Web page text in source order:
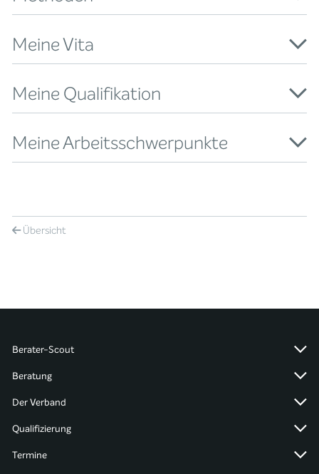
Meine Vita
Meine Qualifikation
Meine Arbeitsschwerpunkte
Übersicht
Berater-Scout
Beratung
Der Verband
Qualifizierung
Termine